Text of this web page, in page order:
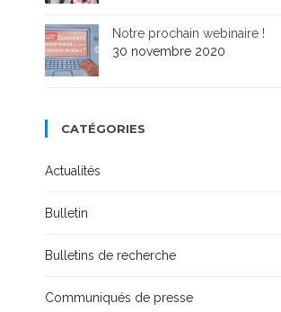
Notre prochain webinaire !
30 novembre 2020
CATÉGORIES
Actualités
Bulletin
Bulletins de recherche
Communiqués de presse